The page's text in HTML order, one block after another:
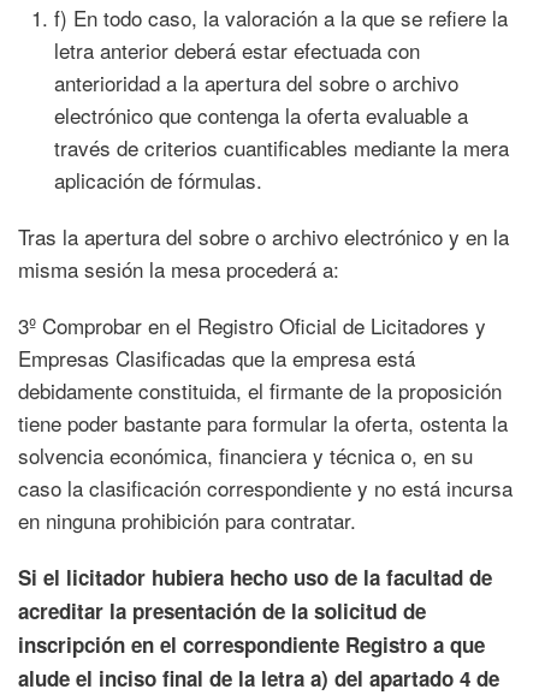
f) En todo caso, la valoración a la que se refiere la
letra anterior deberá estar efectuada con
anterioridad a la apertura del sobre o archivo
electrónico que contenga la oferta evaluable a
través de criterios cuantificables mediante la mera
aplicación de fórmulas.
Tras la apertura del sobre o archivo electrónico y en la
misma sesión la mesa procederá a:
3º Comprobar en el Registro Oficial de Licitadores y
Empresas Clasificadas que la empresa está
debidamente constituida, el firmante de la proposición
tiene poder bastante para formular la oferta, ostenta la
solvencia económica, financiera y técnica o, en su
caso la clasificación correspondiente y no está incursa
en ninguna prohibición para contratar.
Si el licitador hubiera hecho uso de la facultad de
acreditar la presentación de la solicitud de
inscripción en el correspondiente Registro a que
alude el inciso final de la letra a) del apartado 4 de